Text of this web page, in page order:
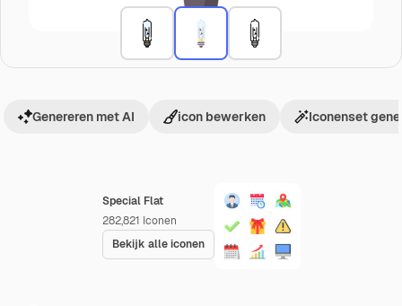
Special Flat
282,821 Iconen
Bekijk alle iconen
Genereren met AI icon bewerken Iconenset